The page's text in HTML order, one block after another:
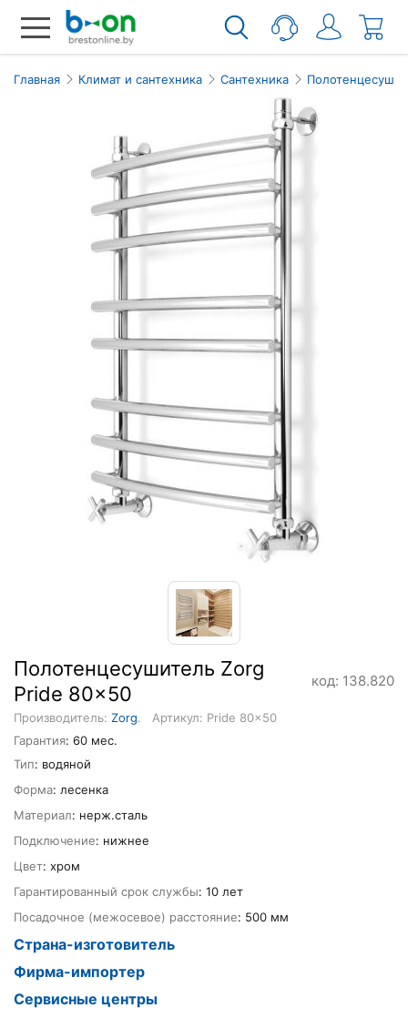
Главная Климат и сантехника Сантехника
Полотенцесушитель Zorg
Pride 80x50
код: 138.820
Производитель: Zorg.
Артикул: Pride 80x50
Гарантия: 60 мес.
Тип: водяной
Форма: лесенка
Материал: нерж.сталь
Подключение: нижнее
Цвет: хром
Гарантированный срок службы: 10 лет
Посадочное (межосевое) расстояние: 500 мм
Страна-изготовитель
Фирма-импортер
Сервисные центры